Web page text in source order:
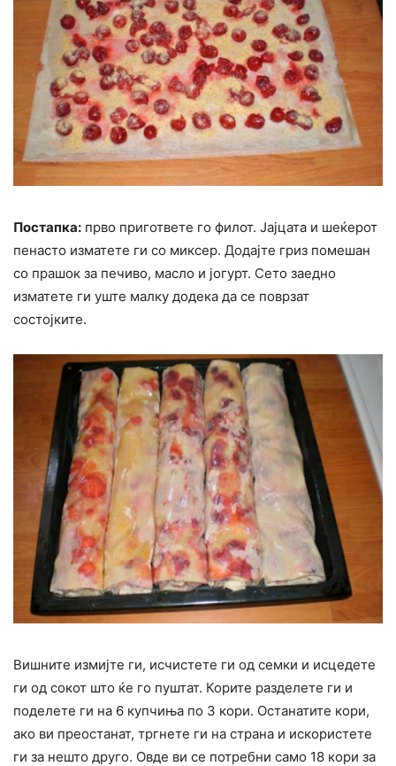
Постапка: прво пригответе го филот. Јајцата и шеќерот
пенасто изматете ги со миксер. Додајте гриз помешан
со прашок за печиво, масло и јогурт. Сето заедно
изматете ги уште малку додека да се поврзат
состојките.
Вишните измијте ги, исчистете ги од семки и исцедете
ги од сокот што ќе го пуштат. Корите разделете ги и
поделете ги на 6 купчиња по 3 кори. Останатите кори,
ако ви преостанат, тргнете ги на страна и искористете
ги за нешто друго. Овде ви се потребни само 18 кори за